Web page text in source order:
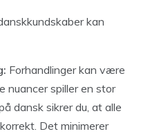
kan
Forhandlinger kan være
nuancer spiller en stor
dansk sikrer du, at alle
Det minimerer